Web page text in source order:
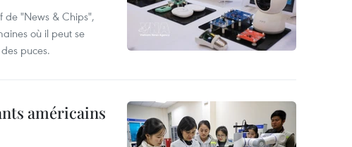
de "News & Chips",
où il peut se
puces.
américains